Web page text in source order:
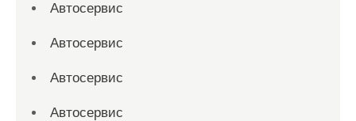
Автосервис
Автосервис
Автосервис
Автосервис